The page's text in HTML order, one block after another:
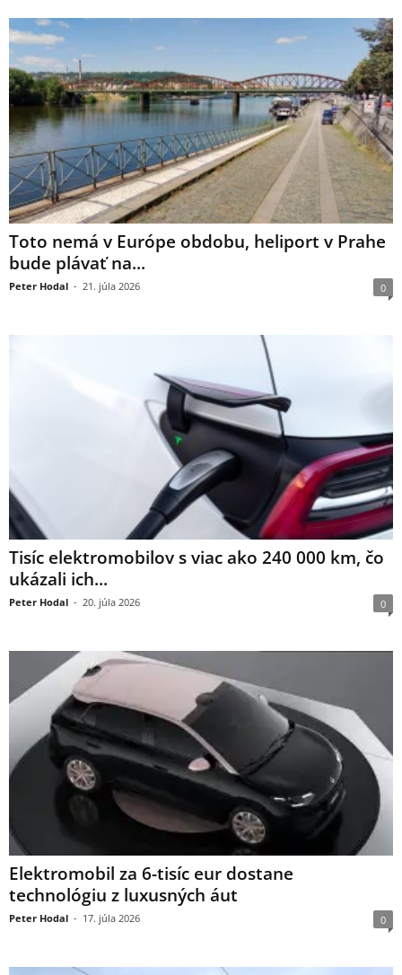
Toto nemá v Európe obdobu, heliport v Prahe
bude plávať na...
Peter Hodal - 21. júla 2026 0
Tisíc elektromobilov s viac ako 240 000 km, čo
ukázali ich...
Peter Hodal - 20. júla 2026 0
Elektromobil za 6-tisíc eur dostane
technológiu z luxusných áut
Peter Hodal - 17. júla 2026 0